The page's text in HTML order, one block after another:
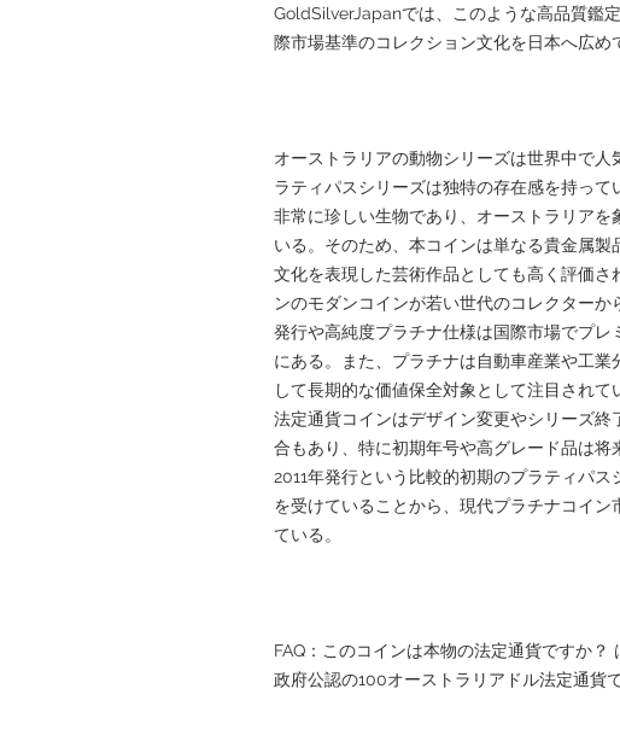
GoldSilverJapanでは、このような高品質鑑
際市場基準のコレクション文化を日本へ広め
オーストラリアの動物シリーズは世界中で
ラティパスシリーズは独特の存在感を持って
非常に珍しい生物であり、オーストラリアを
いる。そのため、本コインは単なる貴金属
文化を表現した芸術作品としても高く評価さ
ンのモダンコインが若い世代のコレクター
発行や高純度プラチナ仕様は国際市場でプレ
にある。また、プラチナは自動車産業や工業
して長期的な価値保全対象として注目され
法定通貨コインはデザイン変更やシリーズ
合もあり、特に初期年号や高グレード品は将
2011年発行という比較的初期のプラティパ
を受けていることから、現代プラチナコイン
ている。
FAQ：このコインは本物の法定通貨ですか？
政府公認の100オーストラリアドル法定通貨で